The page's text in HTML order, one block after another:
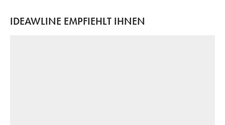
IDEAWLINE EMPFIEHLT IHNEN